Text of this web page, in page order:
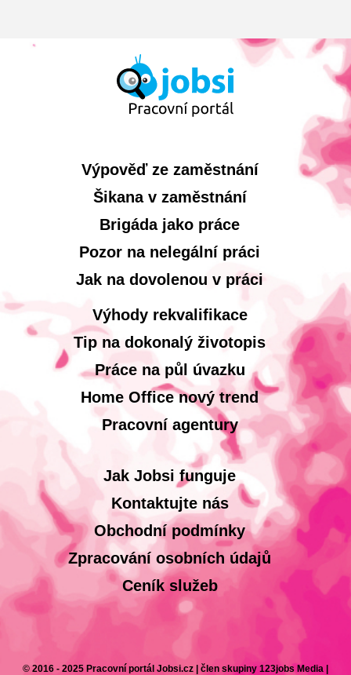
Výpověď ze zaměstnání
Šikana v zaměstnání
Brigáda jako práce
Pozor na nelegální práci
Jak na dovolenou v práci
Výhody rekvalifikace
Tip na dokonalý životopis
Práce na půl úvazku
Home Office nový trend
Pracovní agentury
Jak Jobsi funguje
Kontaktujte nás
Obchodní podmínky
Zpracování osobních údajů
Ceník služeb
© 2016 - 2025 Pracovní portál Jobsi.cz | člen skupiny 123jobs Media |